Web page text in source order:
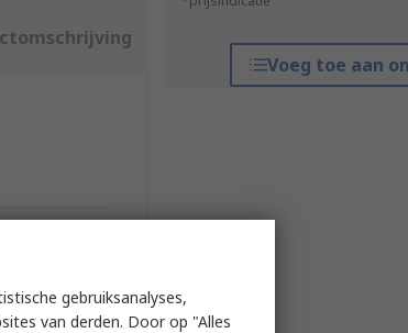
Voeg toe aan
gebruiksanalyses,
van derden. Door op "Alles